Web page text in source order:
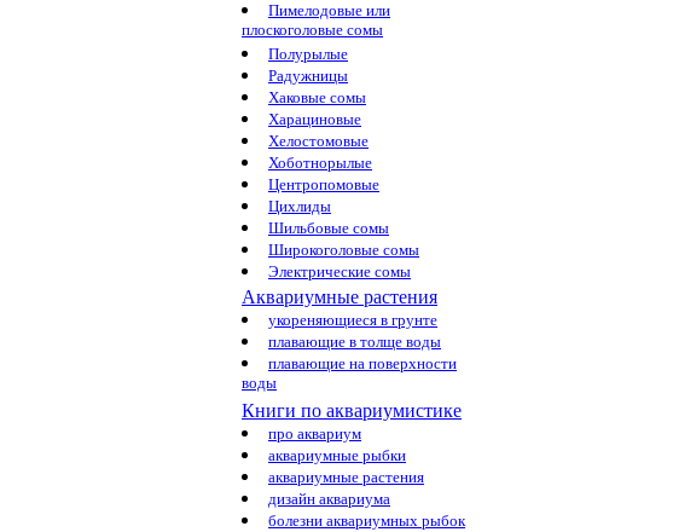
Пимелодовые или
плоскоголовые сомы
Полурылые
Радужницы
Хаковые сомы
Харациновые
Хелостомовые
Хоботнорылые
Центропомовые
Цихлиды
Шильбовые сомы
Широкоголовые сомы
Электрические сомы
Аквариумные растения
укореняющиеся в грунте
плавающие в толще воды
плавающие на поверхности
воды
Книги по аквариумистике
про аквариум
аквариумные рыбки
аквариумные растения
дизайн аквариума
болезни аквариумных рыбок